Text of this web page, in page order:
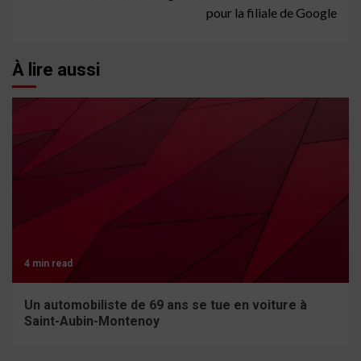
pour la filiale de Google
À lire aussi
4 min read
Un automobiliste de 69 ans se tue en voiture à
Saint-Aubin-Montenoy